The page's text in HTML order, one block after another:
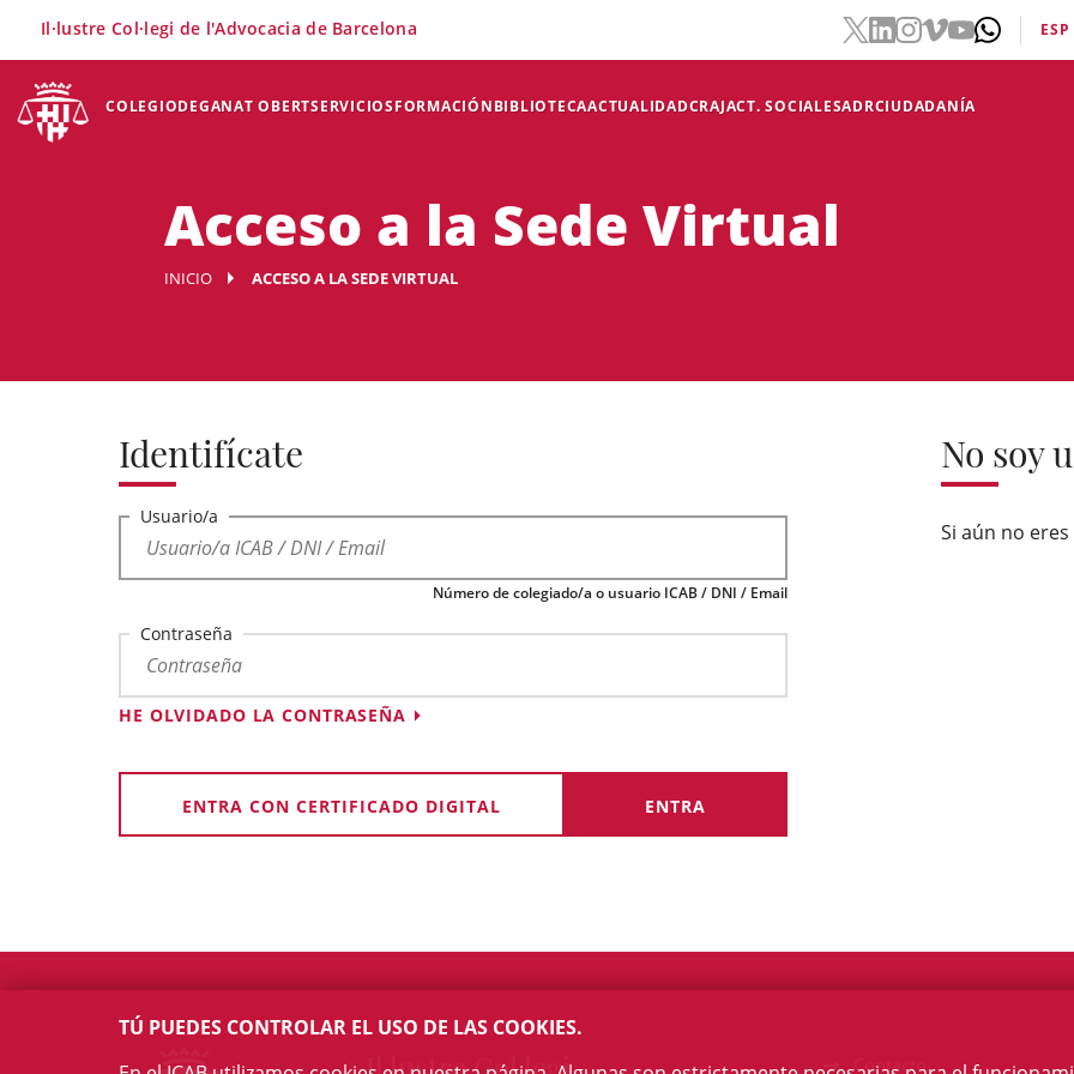
COLEGIODEGANAT OBERTSERVICIOSFORMACIÓNBIBLIOTECAACTUALIDADCRAJACT. SOCIALESADRCIUDADANÍA
Il·lustre Col·legi de l'Advocacia de Barcelona ESP
Acceso a la Sede Virtual
INICIO ACCESO A LA SEDE VIRTUAL
Identifícate
Usuario/a
Número de colegiado/a o usuario ICAB / DNI / Email
Contraseña
HE OLVIDADO LA CONTRASEÑA
ENTRA CON CERTIFICADO DIGITAL
No soy
Si aún no
Contacto
TÚ PUEDES CONTROLAR EL USO DE LAS COOKIES.